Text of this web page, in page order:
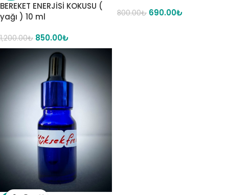
BEREKET ENERJİSİ KOKUSU (
yağı ) 10 ml
1,200.00₺ 850.00₺
800.00₺ 690.00₺